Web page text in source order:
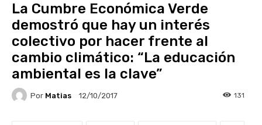
La Cumbre Económica Verde
demostró que hay un interés
colectivo por hacer frente al
cambio climático: “La educación
ambiental es la clave”
Por Matias 12/10/2017 131